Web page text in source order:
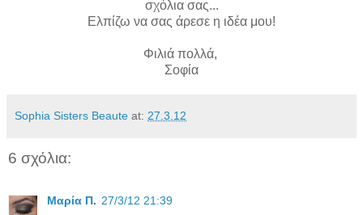
σχόλια σας...
Ελπίζω να σας άρεσε η ιδέα μου!
Φιλιά πολλά,
Σοφία
Sophia Sisters Beaute at: 27.3.12
6 σχόλια:
Μαρία Π. 27/3/12 21:39